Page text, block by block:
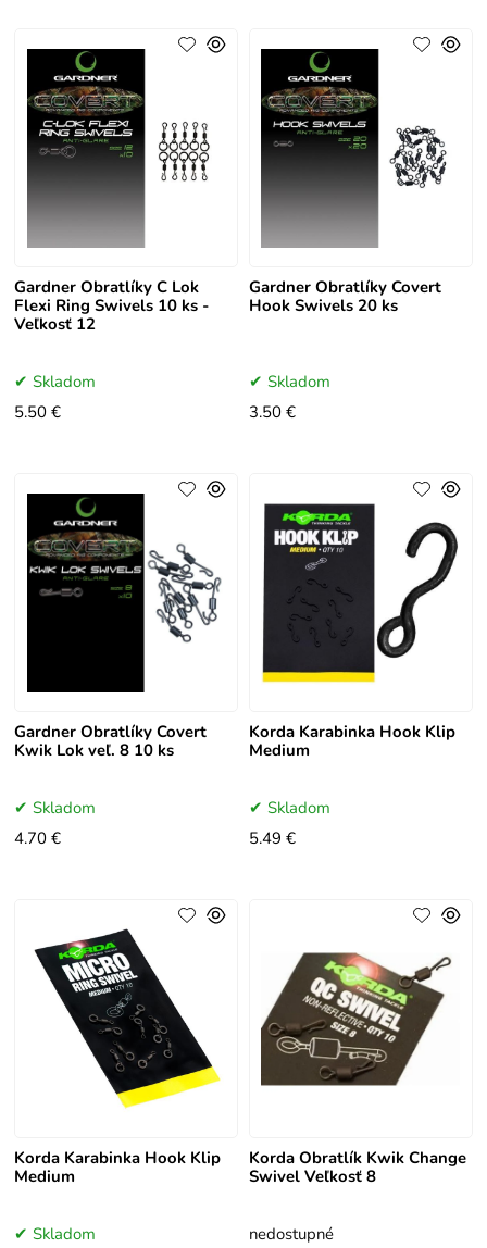
Gardner Obratlíky C Lok
Flexi Ring Swivels 10 ks -
Veľkosť 12
Skladom
5.50 €
Gardner Obratlíky Covert
Hook Swivels 20 ks
Skladom
3.50 €
Gardner Obratlíky Covert
Kwik Lok veľ. 8 10 ks
Skladom
4.70 €
Korda Karabinka Hook Klip
Medium
Skladom
5.49 €
Korda Karabinka Hook Klip
Medium
Skladom
Korda Obratlík Kwik Change
Swivel Veľkosť 8
nedostupné